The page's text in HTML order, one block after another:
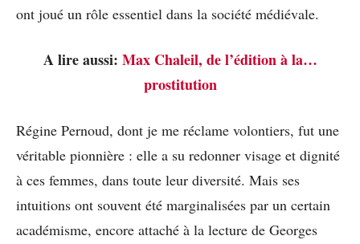
ont joué un rôle essentiel dans la société médiévale.
A lire aussi: Max Chaleil, de l’édition à la…
prostitution
Régine Pernoud, dont je me réclame volontiers, fut une
véritable pionnière : elle a su redonner visage et dignité
à ces femmes, dans toute leur diversité. Mais ses
intuitions ont souvent été marginalisées par un certain
académisme, encore attaché à la lecture de Georges